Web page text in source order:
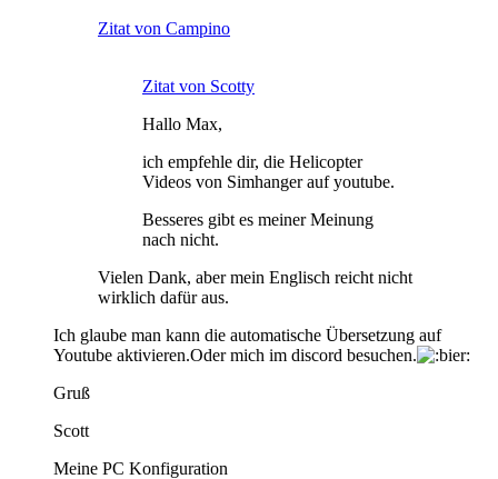
Zitat von Campino
Zitat von Scotty
Hallo Max,
ich empfehle dir, die Helicopter
Videos von Simhanger auf youtube.
Besseres gibt es meiner Meinung
nach nicht.
Vielen Dank, aber mein Englisch reicht nicht
wirklich dafür aus.
Ich glaube man kann die automatische Übersetzung auf
Youtube aktivieren.Oder mich im discord besuchen.
Gruß
Scott
Meine PC Konfiguration